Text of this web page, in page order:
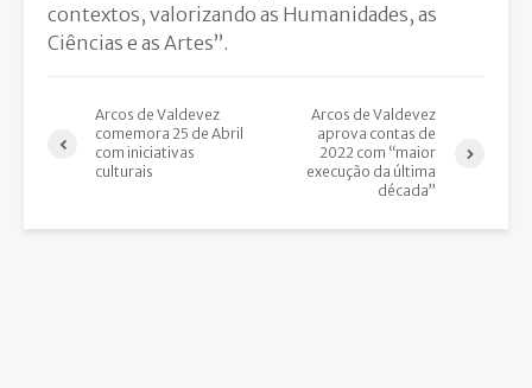
contextos, valorizando as Humanidades, as
Ciências e as Artes”.
Arcos de Valdevez
comemora 25 de Abril
com iniciativas
culturais
Arcos de Valdevez
aprova contas de
2022 com “maior
execução da última
década”